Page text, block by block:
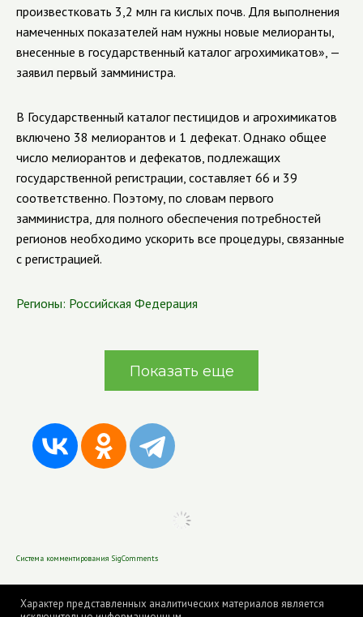
произвестковать 3,2 млн га кислых почв. Для выполнения
намеченных показателей нам нужны новые мелиоранты,
внесенные в государственный каталог агрохимикатов», —
заявил первый замминистра.
В Государственный каталог пестицидов и агрохимикатов
включено 38 мелиорантов и 1 дефекат. Однако общее
число мелиорантов и дефекатов, подлежащих
государственной регистрации, составляет 66 и 39
соответственно. Поэтому, по словам первого
замминистра, для полного обеспечения потребностей
регионов необходимо ускорить все процедуры, связанные
с регистрацией.
Регионы: Российская Федерация
Показать еще
Система комментирования SigComments
Характер представленных аналитических материалов является